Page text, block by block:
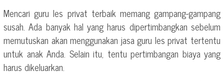
Mencari guru les privat terbaik memang gampang-gampang
susah. Ada banyak hal yang harus dipertimbangkan sebelum
memutuskan akan menggunakan jasa guru les privat tertentu
untuk anak Anda. Selain itu, tentu pertimbangan biaya yang
harus dikeluarkan.